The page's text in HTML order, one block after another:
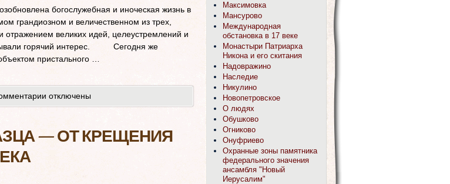
богослужебная и иноческая жизнь в
грандиозном и величественном из трех,
великих идей, целеустремлений и
горячий интерес. Сегодня же
пристального …
отключены
— ОТ КРЕЩЕНИЯ
Максимовка
Мансурово
Международная
обстановка в 17 веке
Монастыри Патриарха
Никона и его скитания
Надовражино
Наследие
Никулино
Новопетровское
О людях
Обушково
Огниково
Онуфриево
Охранные зоны памятника
федерального значения
ансамбля "Новый
Иерусалим"